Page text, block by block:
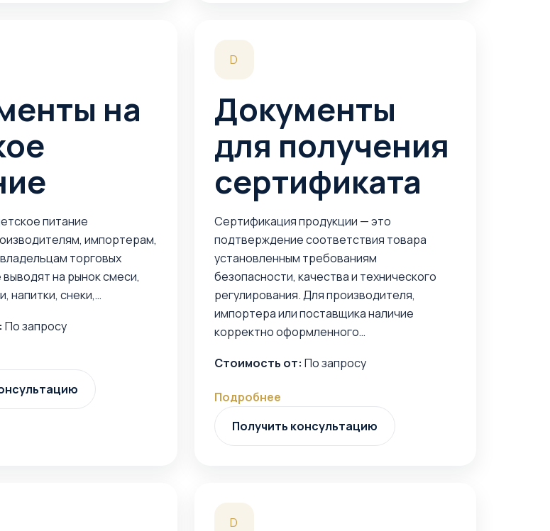
на
питание
импортерам,
торговых
на рынок смеси,
напитки, снеки,…
По запросу
D
Документы
для получения
сертификата
Сертификация продукции — это
подтверждение соответствия товара
установленным требованиям
безопасности, качества и технического
регулирования. Для производителя,
импортера или поставщика наличие
корректно оформленного…
Стоимость от: По запросу
Подробнее
Получить консультацию
D